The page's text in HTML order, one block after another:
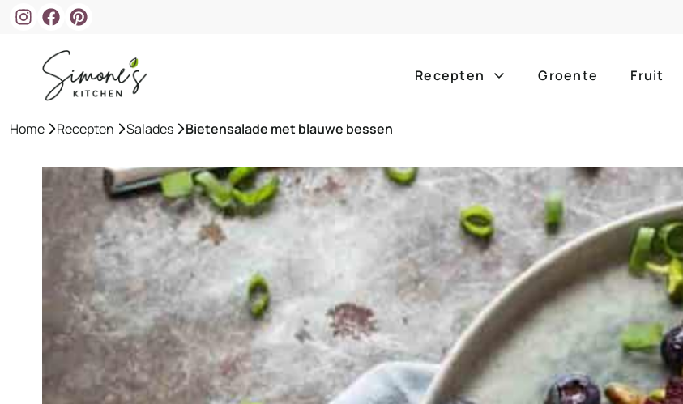
Recepten
ontbijt bijgerechten
lunch hoofdgerechten
borrelhapjes desserts
voorgerechten drankjes
Groente Fruit
Home »Recepten »Salades »Bietensalade met blauwe bessen